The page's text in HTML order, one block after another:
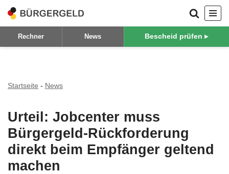
Zum
Inhalt
Rechner News Bescheid prüfen ▸
Startseite - News
Urteil: Jobcenter muss
Bürgergeld-Rückforderung
direkt beim Empfänger geltend
machen